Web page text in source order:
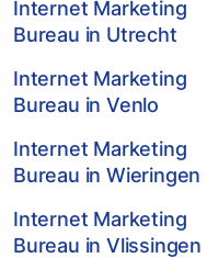
Internet Marketing
Bureau in Utrecht
Internet Marketing
Bureau in Venlo
Internet Marketing
Bureau in Wieringen
Internet Marketing
Bureau in Vlissingen